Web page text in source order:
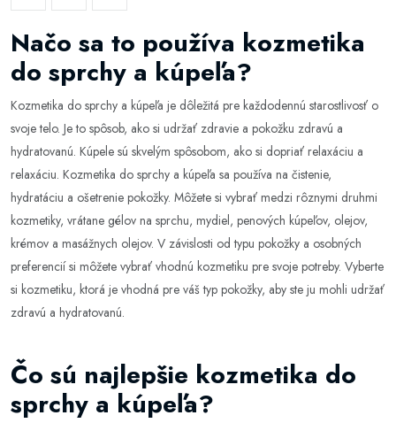
Načo sa to používa kozmetika
do sprchy a kúpeľa?
Kozmetika do sprchy a kúpeľa je dôležitá pre každodennú starostlivosť o
svoje telo. Je to spôsob, ako si udržať zdravie a pokožku zdravú a
hydratovanú. Kúpele sú skvelým spôsobom, ako si dopriať relaxáciu a
relaxáciu. Kozmetika do sprchy a kúpeľa sa používa na čistenie,
hydratáciu a ošetrenie pokožky. Môžete si vybrať medzi rôznymi druhmi
kozmetiky, vrátane gélov na sprchu, mydiel, penových kúpeľov, olejov,
krémov a masážnych olejov. V závislosti od typu pokožky a osobných
preferencií si môžete vybrať vhodnú kozmetiku pre svoje potreby. Vyberte
si kozmetiku, ktorá je vhodná pre váš typ pokožky, aby ste ju mohli udržať
zdravú a hydratovanú.
Čo sú najlepšie kozmetika do
sprchy a kúpeľa?